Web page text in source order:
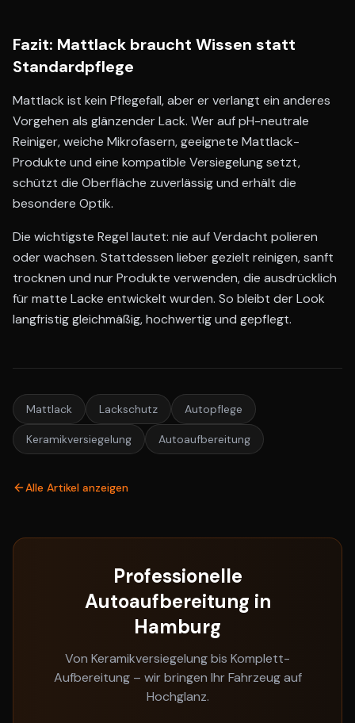
Fazit: Mattlack braucht Wissen statt
Standardpflege
Mattlack ist kein Pflegefall, aber er verlangt ein anderes
Vorgehen als glänzender Lack. Wer auf pH-neutrale
Reiniger, weiche Mikrofasern, geeignete Mattlack-
Produkte und eine kompatible Versiegelung setzt,
schützt die Oberfläche zuverlässig und erhält die
besondere Optik.
Die wichtigste Regel lautet: nie auf Verdacht polieren
oder wachsen. Stattdessen lieber gezielt reinigen, sanft
trocknen und nur Produkte verwenden, die ausdrücklich
für matte Lacke entwickelt wurden. So bleibt der Look
langfristig gleichmäßig, hochwertig und gepflegt.
Mattlack Lackschutz Autopflege
Keramikversiegelung Autoaufbereitung
Alle Artikel anzeigen
Professionelle
Autoaufbereitung in
Hamburg
Von Keramikversiegelung bis Komplett-
Aufbereitung – wir bringen Ihr Fahrzeug auf
Hochglanz.